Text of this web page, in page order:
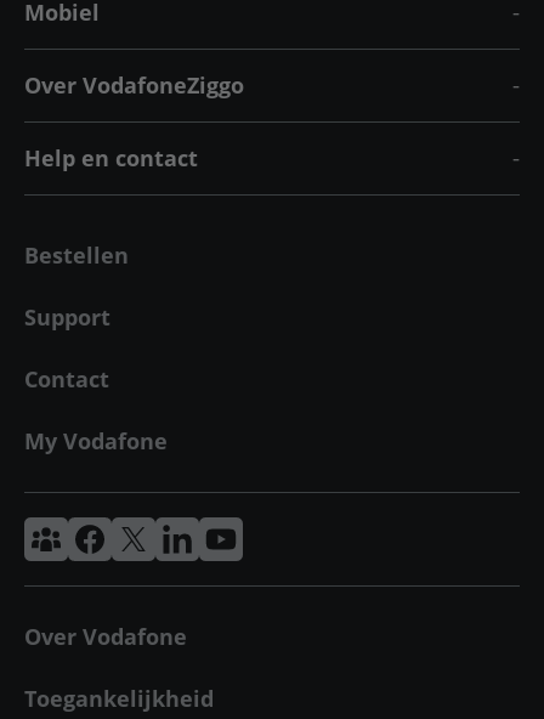
Mobiel
Over VodafoneZiggo
Help en contact
Bestellen
Support
Contact
My Vodafone
Vodafone & Ziggo Community
Vodafone Facebook
Vodafone XVodafoneZiggo LinkedIn
Vodafone YouTube
Over Vodafone
Toegankelijkheid